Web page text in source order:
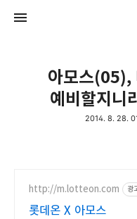
아모스(05),
예비할지
2014. 8. 28.
http://m.lotteon.com 광
롯데온 X 아모스